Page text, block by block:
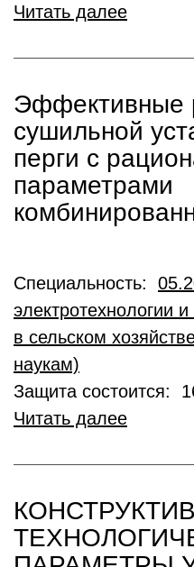
Читать далее
Эффективные
сушильной
перги с
параметрами
Специальность:
электротехнологии
в сельском
наукам)
Защита состоится:
Читать далее